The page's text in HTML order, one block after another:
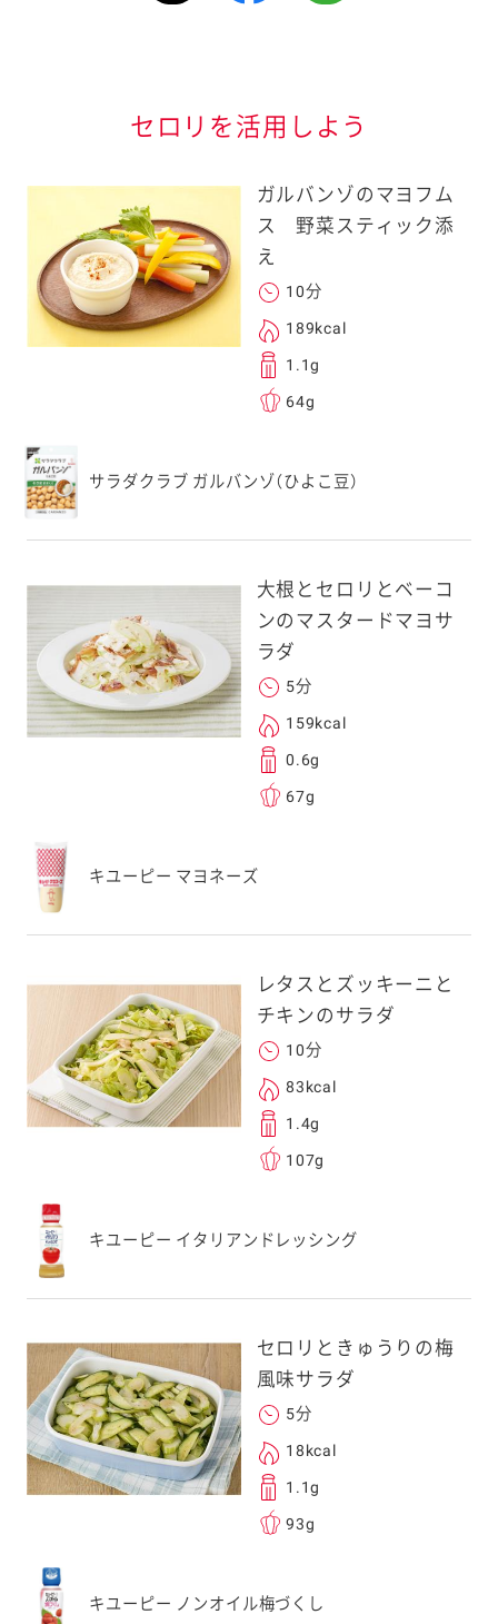
身以外の方に送
旦ご自身で受け
転送していただけ
元コードをス
ォンのカメラ
るとアクセス
。
のメールアドレス
」を受信を許可
ご利用ください。
レスは、本サービ
。当社はこの情報
ことはございませ
セロリを活用しよう
ガルバンゾのマヨフム
ス 野菜スティック添
え
10分
189kcal
1.1g
64g
サラダクラブ ガルバンゾ（ひよこ豆）
大根とセロリとベーコ
ンのマスタードマヨサ
ラダ
5分
159kcal
0.6g
67g
キユーピー マヨネーズ
レタスとズッキーニと
チキンのサラダ
10分
83kcal
1.4g
107g
キユーピー イタリアンドレッシング
セロリときゅうりの梅
風味サラダ
5分
18kcal
1.1g
93g
キユーピー ノンオイル梅づくし